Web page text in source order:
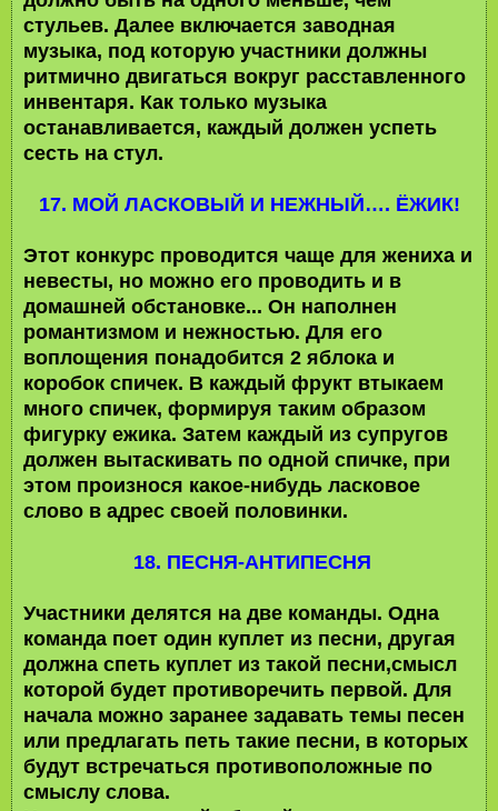
стульев. Далее включается заводная
музыка, под которую участники должны
ритмично двигаться вокруг расставленного
инвентаря. Как только музыка
останавливается, каждый должен успеть
сесть на стул.
17. МОЙ ЛАСКОВЫЙ И НЕЖНЫЙ…. ЁЖИК!
Этот конкурс проводится чаще для жениха и
невесты, но можно его проводить и в
домашней обстановке... Он наполнен
романтизмом и нежностью. Для его
воплощения понадобится 2 яблока и
коробок спичек. В каждый фрукт втыкаем
много спичек, формируя таким образом
фигурку ежика. Затем каждый из супругов
должен вытаскивать по одной спичке, при
этом произнося какое-нибудь ласковое
слово в адрес своей половинки.
18. ПЕСНЯ-АНТИПЕСНЯ
Участники делятся на две команды. Одна
команда поет один куплет из песни, другая
должна спеть куплет из такой песни,смысл
которой будет противоречить первой. Для
начала можно заранее задавать темы песен
или предлагать петь такие песни, в которых
будут встречаться противоположные по
смыслу слова.